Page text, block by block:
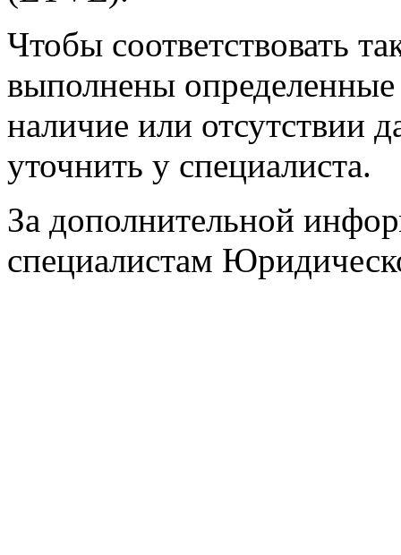
Чтобы соответствовать
выполнены
наличие или отсутствии
уточнить у специалиста.
За дополнительной
специалистам